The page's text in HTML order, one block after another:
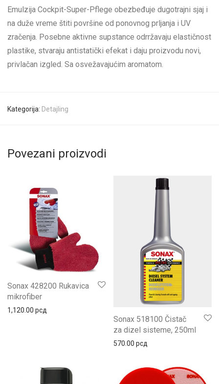
Emulzija Cockpit-Super-Pflege obezbeđuje dugotrajni sjaj i
na duže vreme štiti površine od ponovnog prljanja i UV
zračenja. Posebne aktivne supstance odrržavaju elastičnost
plastike, stvaraju antistatički efekat i daju proizvodu novi,
privlačan izgled. Sa osvežavajućim aromatom.
Kategorija: Detajling
Povezani proizvodi
Sonax 428200 Rukavica
mikrofiber
1,120.00 рсд
Sonax 518100 Čistač
za dizel sisteme, 250ml
570.00 рсд